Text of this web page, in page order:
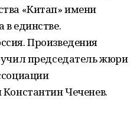
«Китап» имени
единстве.
Произведения
председатель жюри
Чеченев.